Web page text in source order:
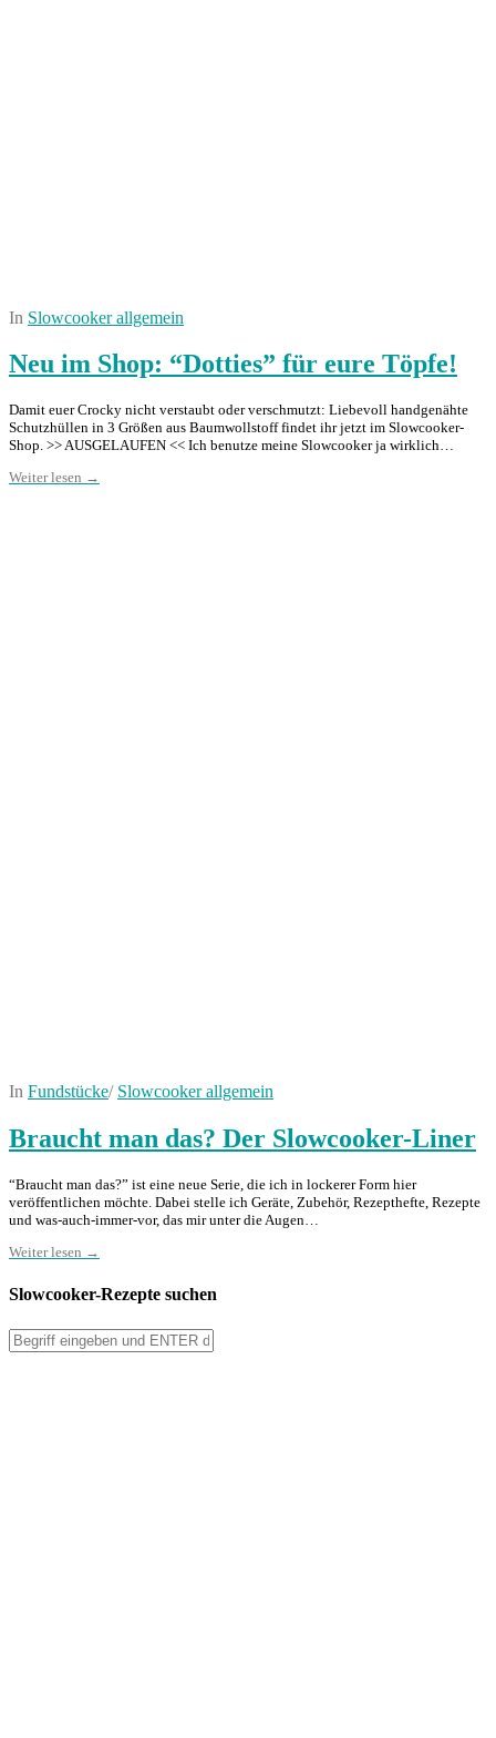
In Slowcooker allgemein
Neu im Shop: “Dotties” für eure Töpfe!
Damit euer Crocky nicht verstaubt oder verschmutzt: Liebevoll handgenähte
Schutzhüllen in 3 Größen aus Baumwollstoff findet ihr jetzt im Slowcooker-
Shop. >> AUSGELAUFEN << Ich benutze meine Slowcooker ja wirklich…
Weiter lesen →
In Fundstücke/ Slowcooker allgemein
Braucht man das? Der Slowcooker-Liner
“Braucht man das?” ist eine neue Serie, die ich in lockerer Form hier
veröffentlichen möchte. Dabei stelle ich Geräte, Zubehör, Rezepthefte, Rezepte
und was-auch-immer-vor, das mir unter die Augen…
Weiter lesen →
Slowcooker-Rezepte suchen